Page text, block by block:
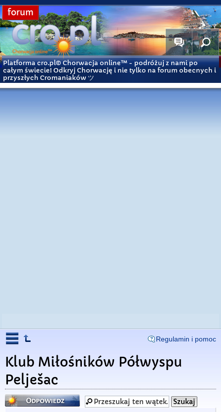
forum
Platforma cro.pl© Chorwacja online™ - podróżuj z nami po
całym świecie! Odkryj Chorwację i nie tylko na forum obecnych i
przyszłych Cromaniaków ツ
Regulamin i pomoc
Klub Miłośników Półwyspu
Pelješac
Odpowiedz